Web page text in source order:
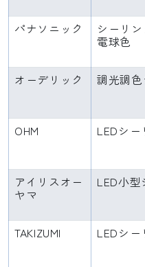
パナソニック シーリ
電球色
オーデリック 調光調
OHM LEDシー
アイリスオー
ヤマ
LED小
TAKIZUMI LEDシー